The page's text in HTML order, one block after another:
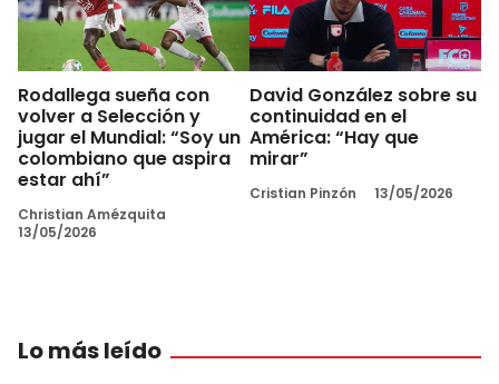
Rodallega sueña con
volver a Selección y
jugar el Mundial: “Soy un
colombiano que aspira
estar ahí”
Christian Amézquita
13/05/2026
David González sobre su
continuidad en el
América: “Hay que
mirar”
Cristian Pinzón 13/05/2026
Lo más leído